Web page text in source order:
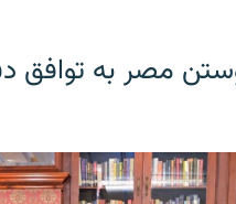
مصر به توافق